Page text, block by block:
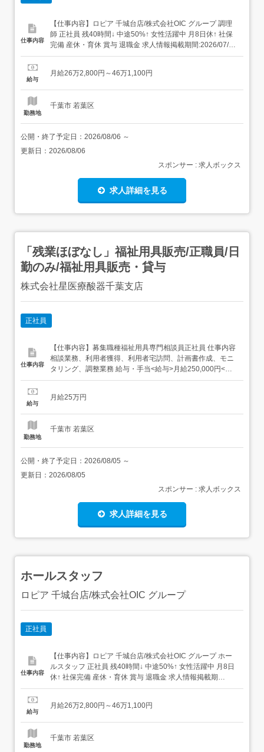
仕事内容
【仕事内容】ロピア 千城台店/株式会社OIC グループ 調理
師 正社員 残40時間↓ 中途50%↑ 女性活躍中 月8日休↑ 社保
完備 産休・育休 賞与 退職金 求人情報掲載期間:2026/07/23
～2026/08/27 求人情報 店舗の特徴 着実に成長を続けるス
交 通 千葉都市モノレー...
給与
月給26万2,800円～46万1,100円
勤務地
千葉市 若葉区
公開・終了予定日： 2026/08/06 ～
更新日： 2026/08/06
スポンサー : 求人ボックス
求人詳細を見る
「残業ほぼなし」福祉用具販売/正職員/日
勤のみ/福祉用具販売・貸与
株式会社星医療酸器千葉支店
正社員
仕事内容
【仕事内容】募集職種福祉用具専門相談員正社員 仕事内容
相談業務、利用者獲得、利用者宅訪問、計画書作成、モニ
タリング、調整業務 給与・手当<給与>月給250,000円<基
本給>200,000円<手当>交通費支給:実費(上限なし)固定残業
勤:9:00～18:00(休憩60分) 勤務形態残業...
給与
月給25万円
勤務地
千葉市 若葉区
公開・終了予定日： 2026/08/05 ～
更新日： 2026/08/05
スポンサー : 求人ボックス
求人詳細を見る
ホールスタッフ
ロピア 千城台店/株式会社OIC グループ
正社員
仕事内容
【仕事内容】ロピア 千城台店/株式会社OIC グループ ホー
ルスタッフ 正社員 残40時間↓ 中途50%↑ 女性活躍中 月8日
休↑ 社保完備 産休・育休 賞与 退職金 求人情報掲載期
間:2026/07/23～2026/08/27 求人情報 店舗の特徴 着実に成
城台北3-21-1 交 通 千葉都市...
給与
月給26万2,800円～46万1,100円
勤務地
千葉市 若葉区